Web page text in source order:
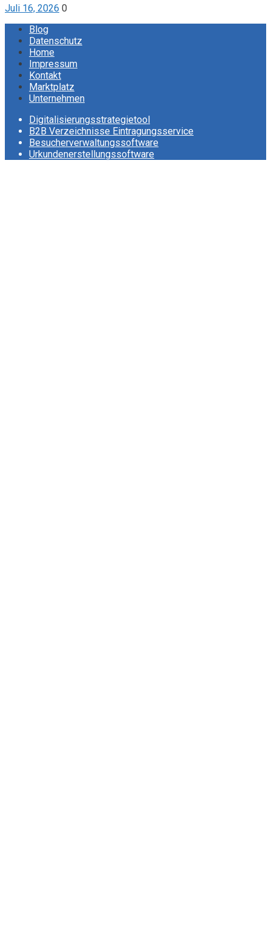
Juli 16, 2026 0
Blog
Datenschutz
Home
Impressum
Kontakt
Marktplatz
Unternehmen
Digitalisierungsstrategietool
B2B Verzeichnisse Eintragungsservice
Besucherverwaltungssoftware
Urkundenerstellungssoftware